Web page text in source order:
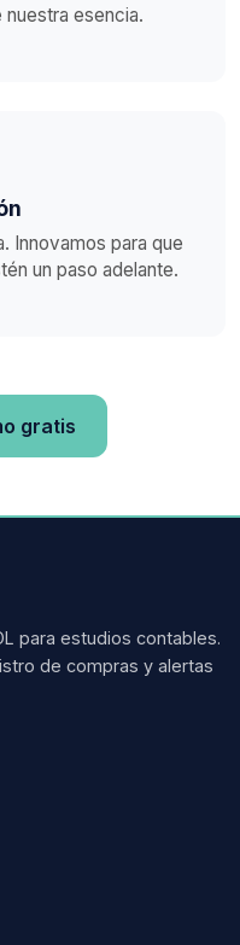
esencia.
Innovamos para que
un paso adelante.
gratis
para estudios contables.
de compras y alertas